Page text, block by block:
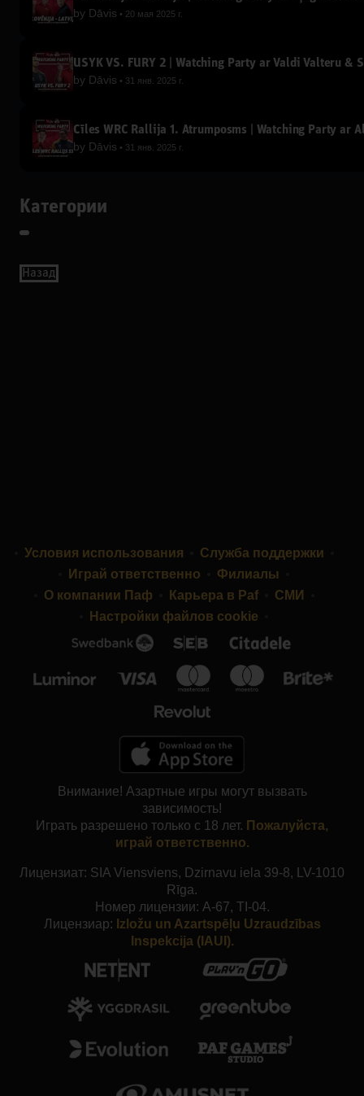
by Dāvis 20 мая 2025 г.
USYK VS. FURY 2 | Watching Party ar Valdi Valteru &
by Dāvis 31 янв. 2025 г.
Čīles WRC Rallija 1. Ātrumposms | Watching Party ar
by Dāvis 31 янв. 2025 г.
Категории
Назад
Условия использования
Служба поддержки
Играй ответственно
Филиалы
О компании Паф
Карьера в Paf
СМИ
Настройки файлов cookie
Внимание! Азартные игры могут вызвать
зависимость!
Играть разрешено только с 18 лет. Пожалуйста,
играй ответственно.
Лицензиат: SIA Viensviens, Dzirnavu iela 39-8, LV-1010
Rīga.
Номер лицензии: A-67, TI-04.
Лицензиар: Izložu un Azartspēļu Uzraudzības
Inspekcija (IAUI).